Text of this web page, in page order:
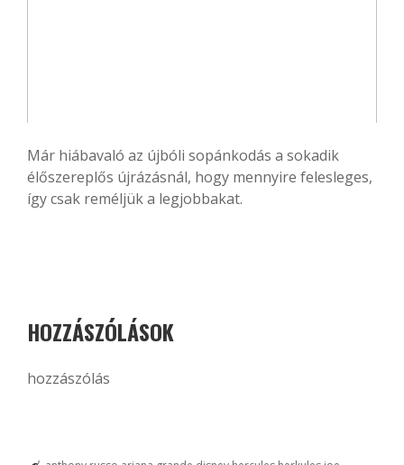
Már hiábavaló az újbóli sopánkodás a sokadik
élőszereplős újrázásnál, hogy mennyire felesleges,
így csak reméljük a legjobbakat.
HOZZÁSZÓLÁSOK
hozzászólás